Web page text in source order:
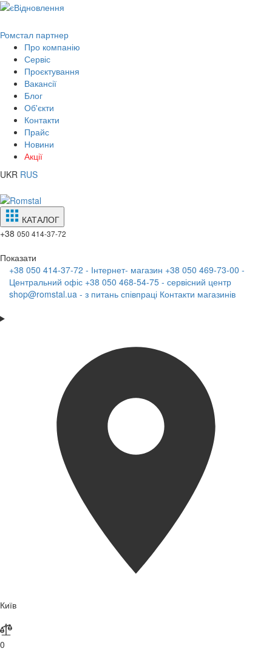
Ромстал партнер
Про компанію
Сервіс
Проєктування
Вакансії
Блог
Об'єкти
Контакти
Прайс
Новини
Акції
UKR RUS
КАТАЛОГ
+38 050 414-37-72
Показати
+38 050 414-37-72 - Інтернет- магазин +38 050 469-73-00 -
Центральний офіс +38 050 468-54-75 - сервісний центр
shop@romstal.ua - з питань співпраці Контакти магазинів
Київ
0